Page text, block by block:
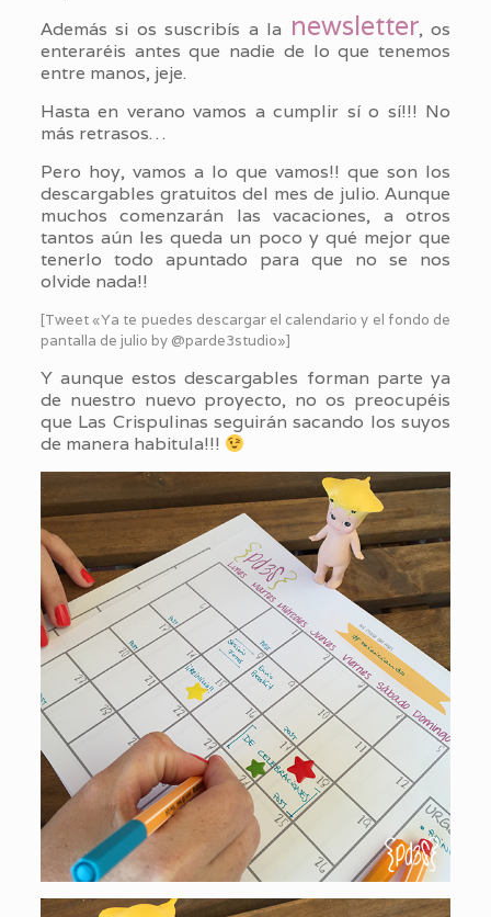
Además si os suscribís a la newsletter, os
enteraréis antes que nadie de lo que tenemos
entre manos, jeje.
Hasta en verano vamos a cumplir sí o sí!!! No
más retrasos…
Pero hoy, vamos a lo que vamos!! que son los
descargables gratuitos del mes de julio. Aunque
muchos comenzarán las vacaciones, a otros
tantos aún les queda un poco y qué mejor que
tenerlo todo apuntado para que no se nos
olvide nada!!
[Tweet «Ya te puedes descargar el calendario y el fondo de
pantalla de julio by @parde3studio»]
Y aunque estos descargables forman parte ya
de nuestro nuevo proyecto, no os preocupéis
que Las Crispulinas seguirán sacando los suyos
de manera habitula!!!